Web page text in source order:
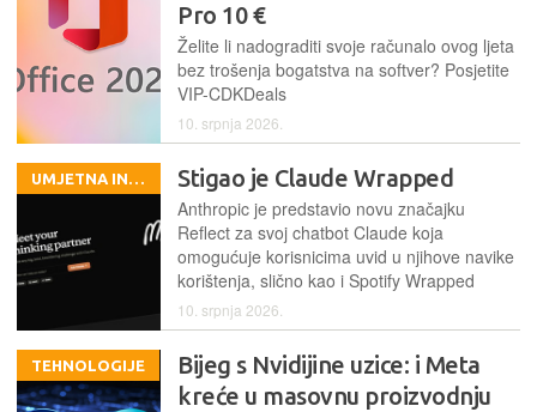
Pro 10 €
Želite li nadograditi svoje računalo ovog ljeta
bez trošenja bogatstva na softver? Posjetite
VIP-CDKDeals
10. srpnja 2026.
UMJETNA INTELIGENCIJA Stigao je Claude Wrapped
Anthropic je predstavio novu značajku
Reflect za svoj chatbot Claude koja
omogućuje korisnicima uvid u njihove navike
korištenja, slično kao i Spotify Wrapped
10. srpnja 2026.
TEHNOLOGIJE
Bijeg s Nvidijine uzice: i Meta
kreće u masovnu proizvodnju